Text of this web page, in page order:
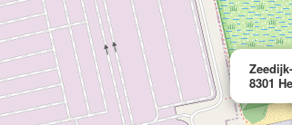
8301